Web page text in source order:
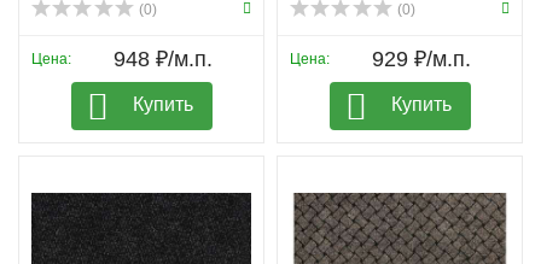
(0)
Цена: 948 ₽/м.п.
Купить
(0)
Цена: 929 ₽/м.п.
Купить